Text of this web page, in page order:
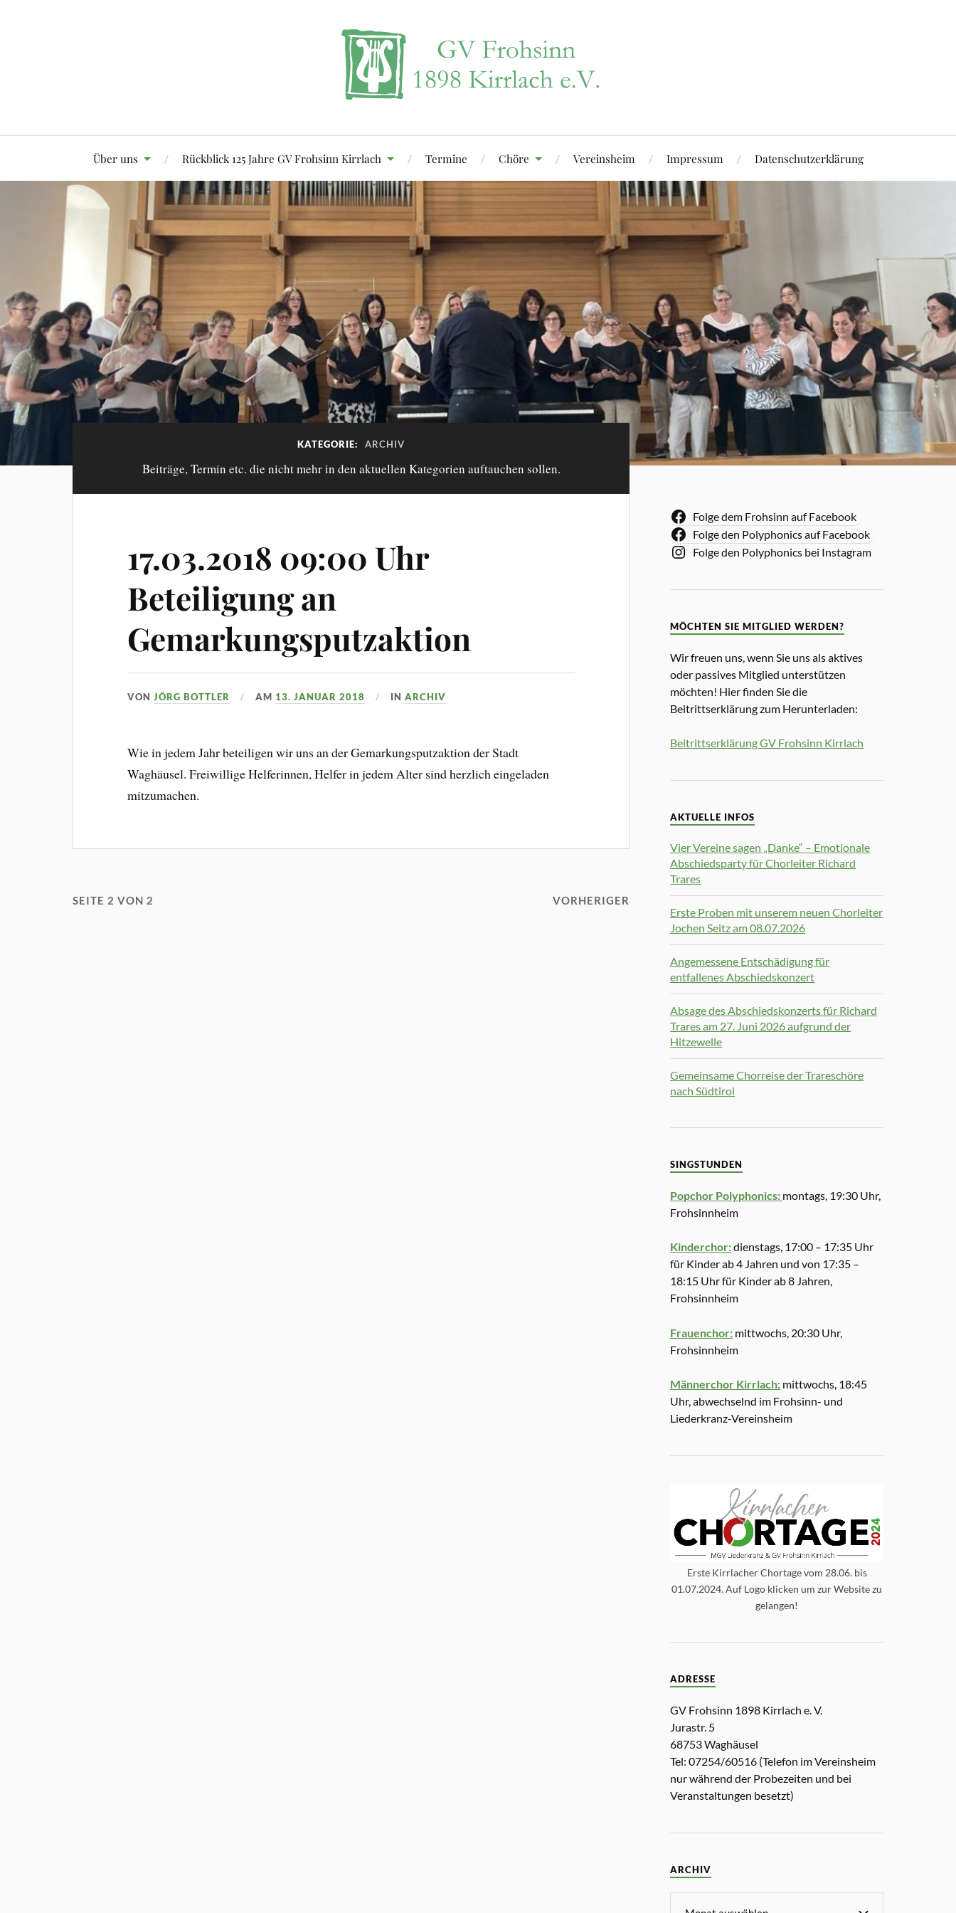
Über uns Rückblick 125 Jahre GV Frohsinn Kirrlach Termine Chöre Vereinsheim Impressum Datenschutzerklärung
KATEGORIE: ARCHIV
Beiträge, Termin etc. die nicht mehr in den aktuellen Kategorien auftauchen sollen.
17.03.2018 09:00 Uhr
Beteiligung an
Gemarkungsputzaktion
VONJÖRG BOTTLER AM 13. JANUAR 2018 INARCHIV
Wie in jedem Jahr beteiligen wir uns an der Gemarkungsputzaktion der Stadt
Waghäusel. Freiwillige Helferinnen, Helfer in jedem Alter sind herzlich eingeladen
mitzumachen.
SEITE 2 VON 2 VORHERIGER
Folge dem Frohsinn auf Facebook
Folge den Polyphonics auf Facebook
Folge den Polyphonics bei Instagram
MÖCHTEN SIE MITGLIED WERDEN?
Wir freuen uns, wenn Sie uns als aktives
oder passives Mitglied unterstützen
möchten! Hier finden Sie die
Beitrittserklärung zum Herunterladen:
Beitrittserklärung GV Frohsinn Kirrlach
AKTUELLE INFOS
Vier Vereine sagen „Danke“ – Emotionale
Abschiedsparty für Chorleiter Richard
Trares
Erste Proben mit unserem neuen Chorleiter
Jochen Seitz am 08.07.2026
Angemessene Entschädigung für
entfallenes Abschiedskonzert
Absage des Abschiedskonzerts für Richard
Trares am 27. Juni 2026 aufgrund der
Hitzewelle
Gemeinsame Chorreise der Trareschöre
nach Südtirol
SINGSTUNDEN
Popchor Polyphonics: montags, 19:30 Uhr,
Frohsinnheim
Kinderchor:dienstags, 17:00 – 17:35 Uhr
für Kinder ab 4 Jahren und von 17:35 –
18:15 Uhr für Kinder ab 8 Jahren,
Frohsinnheim
Frauenchor: mittwochs, 20:30 Uhr,
Frohsinnheim
Männerchor Kirrlach: mittwochs, 18:45
Uhr, abwechselnd im Frohsinn- und
Liederkranz-Vereinsheim
Erste Kirrlacher Chortage vom 28.06. bis
01.07.2024. Auf Logo klicken um zur Website zu
gelangen!
ADRESSE
GV Frohsinn 1898 Kirrlach e. V.
Jurastr. 5
68753 Waghäusel
Tel: 07254/60516 (Telefon im Vereinsheim
nur während der Probezeiten und bei
Veranstaltungen besetzt)
ARCHIV